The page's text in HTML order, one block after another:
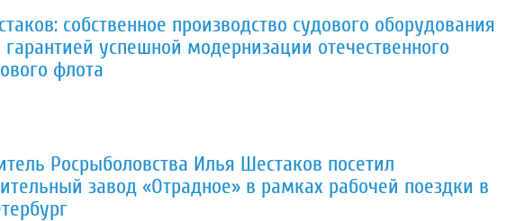
собственное производство судового оборудования
гарантией успешной модернизации отечественного
флота
Росрыболовства Илья Шестаков посетил
завод «Отрадное» в рамках рабочей поездки в